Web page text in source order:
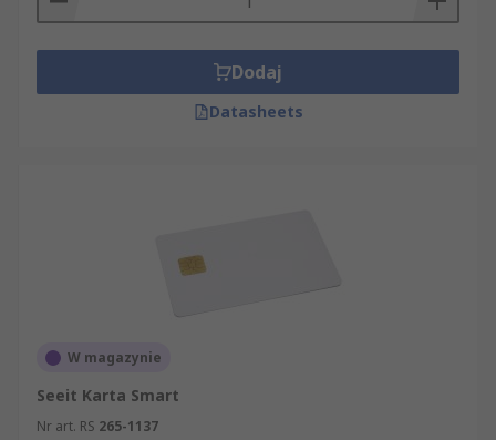
Dodaj
Datasheets
W magazynie
Seeit Karta Smart
Nr art. RS 265-1137